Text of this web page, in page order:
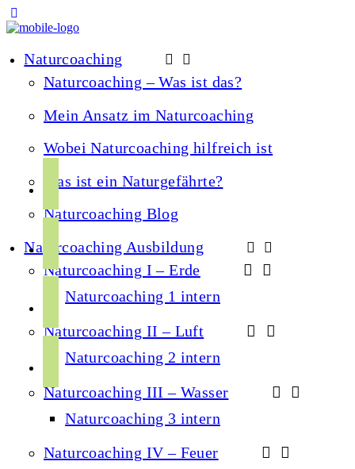
Naturcoaching
Naturcoaching – Was ist das?
Mein Ansatz im Naturcoaching
Wobei Naturcoaching hilfreich ist
Was ist ein Naturgefährte?
Naturcoaching Blog
Naturcoaching Ausbildung
Naturcoaching I – Erde
Naturcoaching 1 intern
Naturcoaching II – Luft
Naturcoaching 2 intern
Naturcoaching III – Wasser
Naturcoaching 3 intern
Naturcoaching IV – Feuer
c
b
o
k
n
s
g
a
u
b
o
f